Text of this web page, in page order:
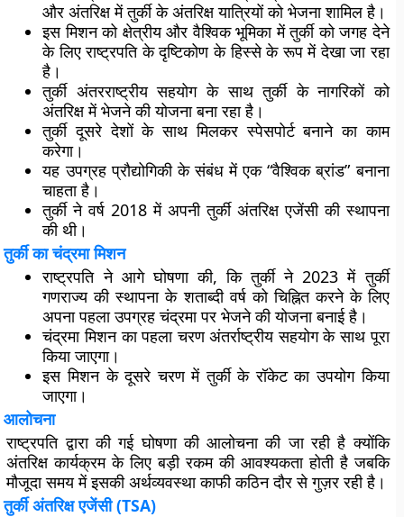
और अंतरिक्ष में तुर्की के अंतरिक्ष यात्रियों को भेजना शामिल है।
इस मिशन को क्षेत्रीय और वैश्विक भूमिका में तुर्की को जगह देने
के लिए राष्ट्रपति के दृष्टिकोण के हिस्से के रूप में देखा जा रहा
है।
तुर्की अंतरराष्ट्रीय सहयोग के साथ तुर्की के नागरिकों को
अंतरिक्ष में भेजने की योजना बना रहा है।
तुर्की दूसरे देशों के साथ मिलकर स्पेसपोर्ट बनाने का काम
करेगा।
यह उपग्रह प्रौद्योगिकी के संबंध में एक “वैश्विक ब्रांड” बनाना
चाहता है।
तुर्की ने वर्ष 2018 में अपनी तुर्की अंतरिक्ष एजेंसी की स्थापना
की थी।
तुर्की का चंद्रमा मिशन
राष्ट्रपति ने आगे घोषणा की, कि तुर्की ने 2023 में तुर्की
गणराज्य की स्थापना के शताब्दी वर्ष को चिह्नित करने के लिए
अपना पहला उपग्रह चंद्रमा पर भेजने की योजना बनाई है।
चंद्रमा मिशन का पहला चरण अंतर्राष्ट्रीय सहयोग के साथ पूरा
किया जाएगा।
इस मिशन के दूसरे चरण में तुर्की के रॉकेट का उपयोग किया
जाएगा।
आलोचना
राष्ट्रपति द्वारा की गई घोषणा की आलोचना की जा रही है क्योंकि
अंतरिक्ष कार्यक्रम के लिए बड़ी रकम की आवश्यकता होती है जबकि
मौजूदा समय में इसकी अर्थव्यवस्था काफी कठिन दौर से गुज़र रही है।
तुर्की अंतरिक्ष एजेंसी (TSA)